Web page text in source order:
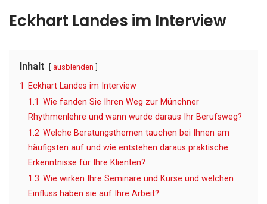
Eckhart Landes im Interview
Inhalt ausblenden
1
Eckhart Landes im Interview
1.1 Wie fanden Sie Ihren Weg zur Münchner
Rhythmenlehre und wann wurde daraus Ihr Berufsweg?
1.2 Welche Beratungsthemen tauchen bei Ihnen am
häufigsten auf und wie entstehen daraus praktische
Erkenntnisse für Ihre Klienten?
1.3 Wie wirken Ihre Seminare und Kurse und welchen
Einfluss haben sie auf Ihre Arbeit?